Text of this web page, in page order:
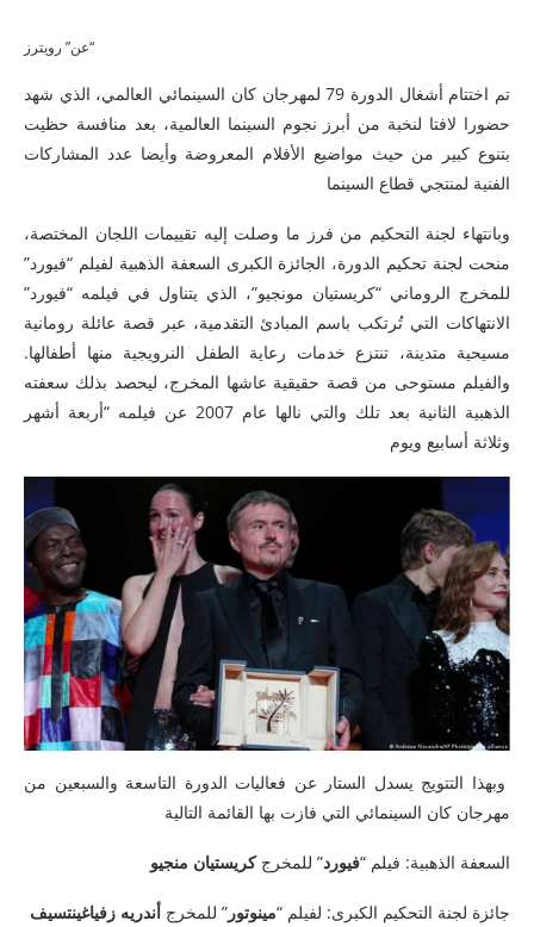
“عن” رويترز
تم اختتام أشغال الدورة 79 لمهرجان كان السينمائي العالمي، الذي شهد
حضورا لافتا لنخبة من أبرز نجوم السينما العالمية، بعد منافسة حظيت
بتنوع كبير من حيث مواضيع الأفلام المعروضة وأيضا عدد المشاركات
الفنية لمنتجي قطاع السينما
وبانتهاء لجنة التحكيم من فرز ما وصلت إليه تقييمات اللجان المختصة،
منحت لجنة تحكيم الدورة، الجائزة الكبرى السعفة الذهبية لفيلم “فيورد”
للمخرج الروماني “كريستيان مونجيو”، الذي يتناول في فيلمه “فيورد”
الانتهاكات التي تُرتكب باسم المبادئ التقدمية، عبر قصة عائلة رومانية
مسيحية متدينة، تنتزع خدمات رعاية الطفل النرويجية منها أطفالها.
والفيلم مستوحى من قصة حقيقية عاشها المخرج، ليحصد بذلك سعفته
الذهبية الثانية بعد تلك والتي نالها عام 2007 عن فيلمه “أربعة أشهر
وثلاثة أسابيع ويوم
وبهذا التتويج يسدل الستار عن فعاليات الدورة التاسعة والسبعين من
مهرجان كان السينمائي التي فازت بها القائمة التالية
السعفة الذهبية: فيلم “فيورد” للمخرجكريستيان منجيو
جائزة لجنة التحكيم الكبرى: لفيلم “مينوتور ” للمخرج أندريه زفياغينتسيف